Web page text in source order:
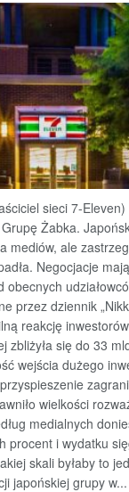
sieci 7-
Żabka.
mediów, ale
Negocjacje
przez dziennik
reakcję
zbliżyła się do 33
wejścia dużego
wielkości
medialnych
procent i wydatku
skali byłaby to
japońskiej grupy w...